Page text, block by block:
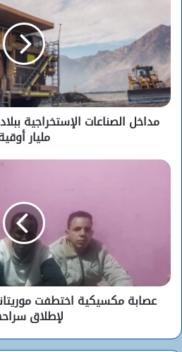
مليار
عصابة مكسيكية اختطفت
لإطلاق